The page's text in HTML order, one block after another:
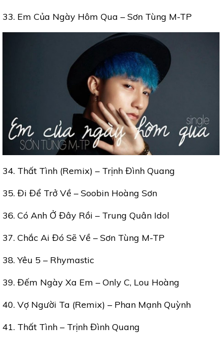
33. Em Của Ngày Hôm Qua – Sơn Tùng M-TP
34. Thất Tình (Remix) – Trịnh Đình Quang
35. Đi Để Trở Về – Soobin Hoàng Sơn
36. Có Anh Ở Đây Rồi – Trung Quân Idol
37. Chắc Ai Đó Sẽ Về – Sơn Tùng M-TP
38. Yêu 5 – Rhymastic
39. Đếm Ngày Xa Em – Only C, Lou Hoàng
40. Vợ Người Ta (Remix) – Phan Mạnh Quỳnh
41. Thất Tình – Trịnh Đình Quang